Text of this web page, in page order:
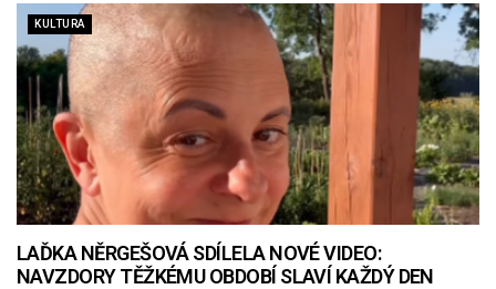
KULTURA
LAĎKA NĚRGEŠOVÁ SDÍLELA NOVÉ VIDEO:
NAVZDORY TĚŽKÉMU OBDOBÍ SLAVÍ KAŽDÝ DEN